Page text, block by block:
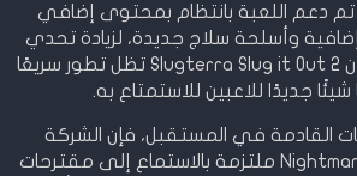
تم دعم اللعبة بانتظام بمحتوى إضافي
وأسلحة سلاج جديدة، لزيادة تحدي
وإثارة اللعبة. بذلك فإن Slugterra Slug it Out 2 تظل تطور سريعًا
شيئًا جديدًا للاعبين للاستمتاع به.
القادمة في المستقبل، فإن الشركة
المطورة Nightmarket Games ملتزمة بالاستماع إلى مقترحات